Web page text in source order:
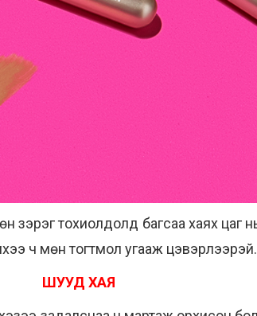
зэрэг тохиолдолд багсаа хаях
ч мөн тогтмол угааж цэвэрлээрэй.
ШУУД ХАЯ